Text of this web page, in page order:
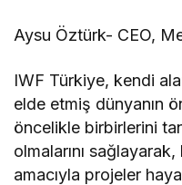
Aysu Öztürk- CEO,
IWF Türkiye, kendi
elde etmiş dünyanın
öncelikle birbirlerini
olmalarını sağlayarak,
amacıyla projeler